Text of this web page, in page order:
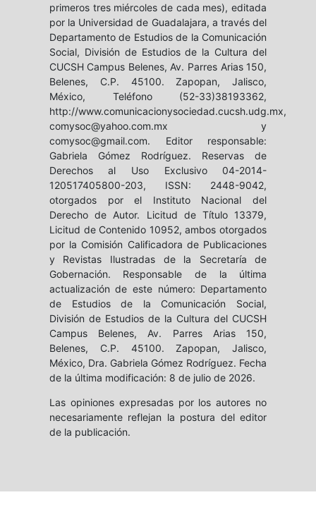
primeros tres miércoles de cada mes), editada
por la Universidad de Guadalajara, a través del
Departamento de Estudios de la Comunicación
Social, División de Estudios de la Cultura del
CUCSH Campus Belenes, Av. Parres Arias 150,
Belenes, C.P. 45100. Zapopan, Jalisco,
México, Teléfono (52-33)38193362,
http://www.comunicacionysociedad.cucsh.udg.mx,
comysoc@yahoo.com.mx y
comysoc@gmail.com. Editor responsable:
Gabriela Gómez Rodríguez. Reservas de
Derechos al Uso Exclusivo 04-2014-
120517405800-203, ISSN: 2448-9042,
otorgados por el Instituto Nacional del
Derecho de Autor. Licitud de Título 13379,
Licitud de Contenido 10952, ambos otorgados
por la Comisión Calificadora de Publicaciones
y Revistas Ilustradas de la Secretaría de
Gobernación. Responsable de la última
actualización de este número: Departamento
de Estudios de la Comunicación Social,
División de Estudios de la Cultura del CUCSH
Campus Belenes, Av. Parres Arias 150,
Belenes, C.P. 45100. Zapopan, Jalisco,
México, Dra. Gabriela Gómez Rodríguez. Fecha
de la última modificación: 8 de julio de 2026.
Las opiniones expresadas por los autores no
necesariamente reflejan la postura del editor
de la publicación.